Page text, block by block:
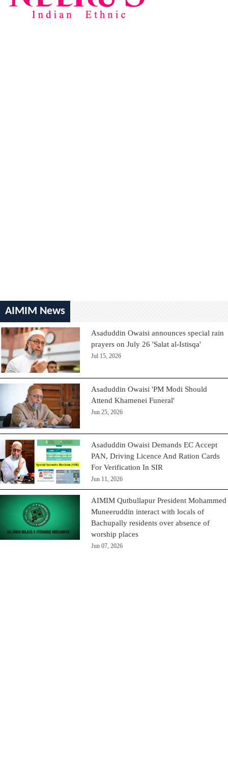
AIMIM News
Asaduddin Owaisi announces special rain
prayers on July 26 'Salat al-Istisqa'
Jul 15, 2026
Asaduddin Owaisi 'PM Modi Should
Attend Khamenei Funeral'
Jun 25, 2026
Asaduddin Owaisi Demands EC Accept
PAN, Driving Licence And Ration Cards
For Verification In SIR
Jun 11, 2026
AIMIM Qutbullapur President Mohammed
Muneeruddin interact with locals of
Bachupally residents over absence of
worship places
Jun 07, 2026